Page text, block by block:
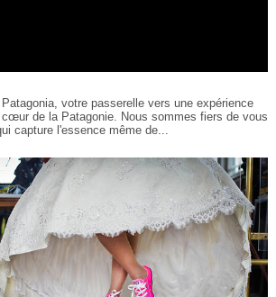
votre passerelle vers une expérience
de la Patagonie. Nous sommes fiers de vous
capture l'essence même de...